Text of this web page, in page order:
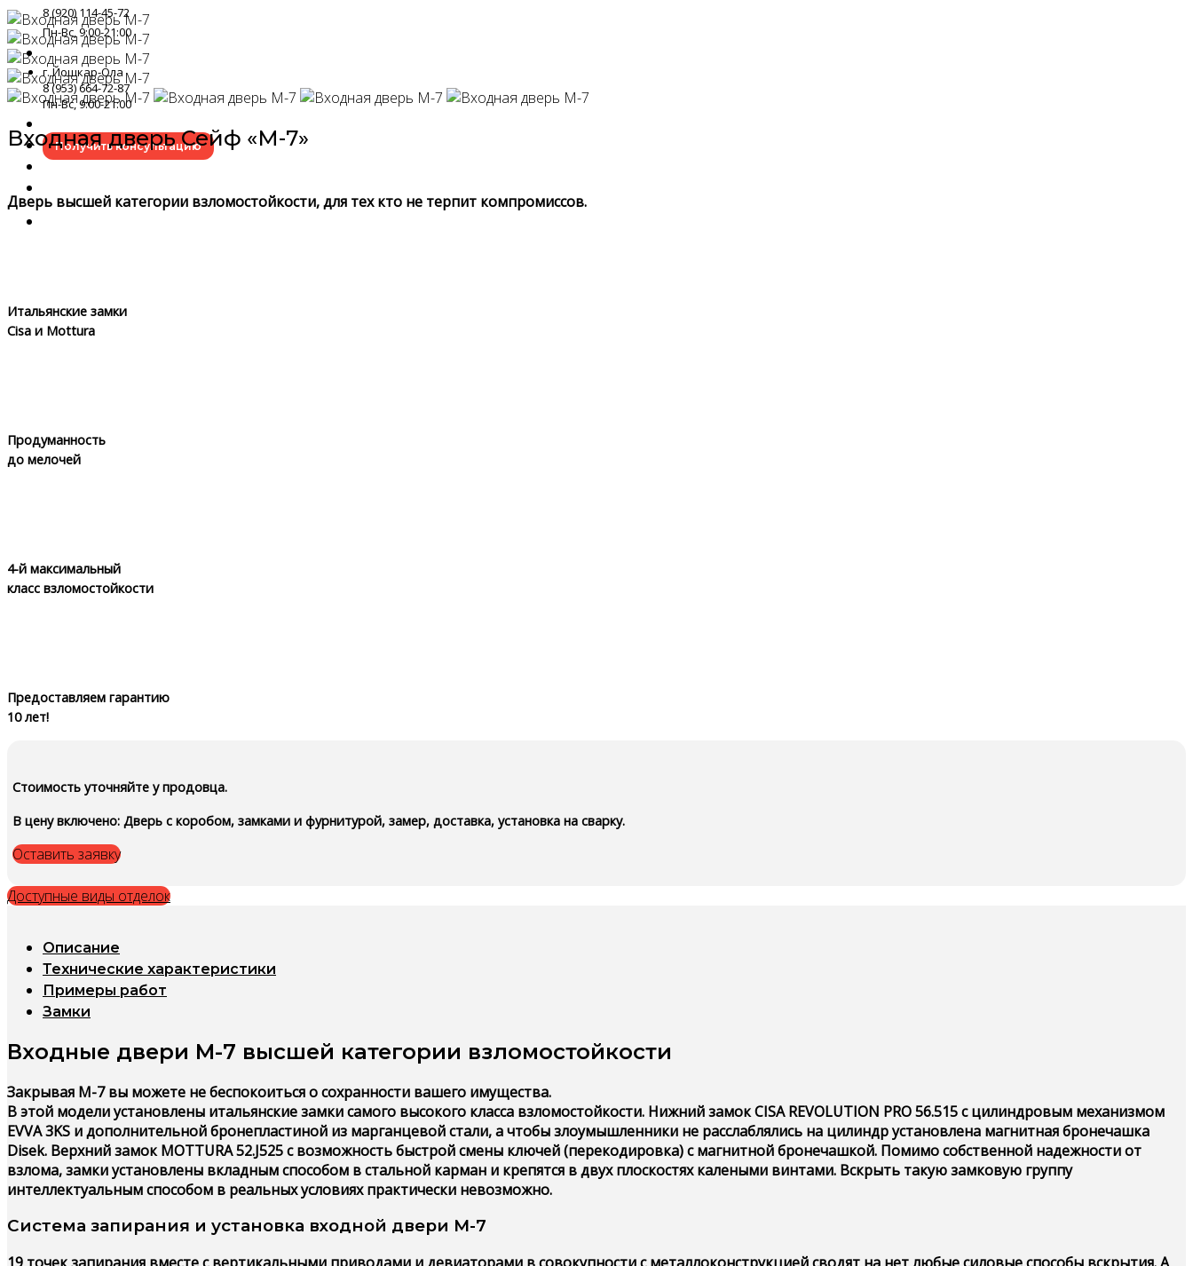
8 (920) 114-45-72
Пн-Вс, 9:00-21:00
г. Йошкар-Ола
8 (953) 664-72-87
Пн-Вс, 9:00-21:00
Получить консультацию
Входная дверь Сейф «М-7»
Дверь высшей категории взломостойкости, для тех кто не терпит компромиссов.
Итальянские замки
Cisa и Mottura
Продуманность
до мелочей
4-й максимальный
класс взломостойкости
Предоставляем гарантию
10 лет!
Стоимость уточняйте у продовца.
В цену включено: Дверь с коробом, замками и фурнитурой, замер, доставка, установка на сварку.
Оставить заявку
Доступные виды отделок
Описание
Технические характеристики
Примеры работ
Замки
Входные двери М-7 высшей категории взломостойкости
Закрывая М-7 вы можете не беспокоиться о сохранности вашего имущества.
В этой модели установлены итальянские замки самого высокого класса взломостойкости. Нижний замок CISA REVOLUTION PRO 56.515 с цилиндровым механизмом
EVVA 3KS и дополнительной бронепластиной из марганцевой стали, а чтобы злоумышленники не расслаблялись на цилиндр установлена магнитная бронечашка
Disek. Верхний замок MOTTURA 52.J525 с возможность быстрой смены ключей (перекодировка) с магнитной бронечашкой. Помимо собственной надежности от
взлома, замки установлены вкладным способом в стальной карман и крепятся в двух плоскостях калеными винтами. Вскрыть такую замковую группу
интеллектуальным способом в реальных условиях практически невозможно.
Система запирания и установка входной двери М-7